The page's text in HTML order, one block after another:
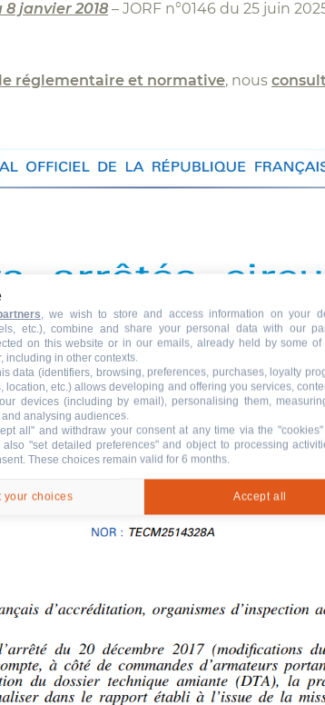
janvier 2018– JORF n°0146 du 25 juin
réglementaire et normative, nous
, we wish to store and access information on your
etc.), combine and share your personal data with our
on this website or in our emails, already held by some of
including in other contexts.
data (identifiers, browsing, preferences, purchases, loyalty
location, etc.) allows developing and offering you services,
devices (including by email), personalising them,
analysing audiences.
all" and withdraw your consent at any time via the "cookies"
also "set detailed preferences" and object to processing
These choices remain valid for 6 months.
your choices Accept all